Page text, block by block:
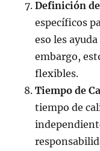
Definición
específicos
eso les
embargo,
flexibles.
Tiempo de
tiempo de